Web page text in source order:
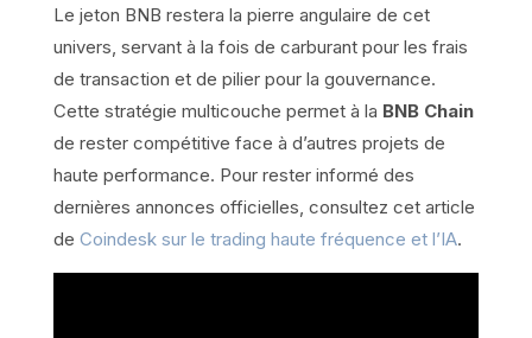
Le jeton BNB restera la pierre angulaire de cet
univers, servant à la fois de carburant pour les frais
de transaction et de pilier pour la gouvernance.
Cette stratégie multicouche permet à la BNB Chain
de rester compétitive face à d’autres projets de
haute performance. Pour rester informé des
dernières annonces officielles, consultez cet article
de Coindesk sur le trading haute fréquence et l’IA.